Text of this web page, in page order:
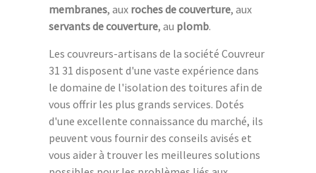
membranes, aux roches de couverture, aux
servants de couverture, au plomb.
Les couvreurs-artisans de la société Couvreur
31 31 disposent d'une vaste expérience dans
le domaine de l'isolation des toitures afin de
vous offrir les plus grands services. Dotés
d'une excellente connaissance du marché, ils
peuvent vous fournir des conseils avisés et
vous aider à trouver les meilleures solutions